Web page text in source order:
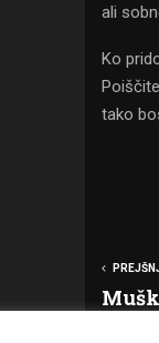
ali
Ko
tako
u